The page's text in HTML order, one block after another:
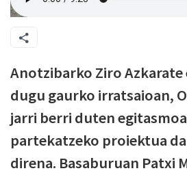
Anotzibarko Ziro
dugu gaurko irratsaioan,
jarri berri duten
partekatzeko proiektua
direna. Basaburuan Patxi